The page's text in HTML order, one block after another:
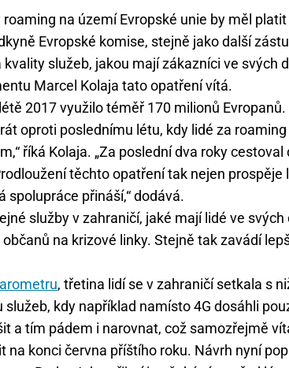
na území Evropské unie by měl
Evropské komise, stejně jako další
služeb, jakou mají zákazníci ve svých
Marcel Kolaja tato opatření vítá.
2017 využilo téměř 170 milionů
oproti poslednímu létu, kdy lidé za
říká Kolaja. „Za poslední dva roky
těchto opatření tak nejen prospěje
spolupráce přináší,“ dodává.
služby v zahraničí, jaké mají lidé ve
na krizové linky. Stejně tak zavádí
, třetina lidí se v zahraničí setkala s
kdy například namísto 4G dosáhli
a tím pádem i narovnat, což samozřejmě
na konci června příštího roku. Návrh nyní